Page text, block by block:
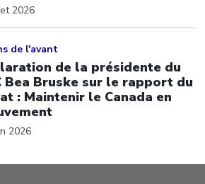
2026
de l'avant
de la présidente du
Bea Bruske sur le rapport du
: Maintenir le Canada en
2026